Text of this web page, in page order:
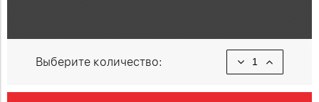
Выберите количество: